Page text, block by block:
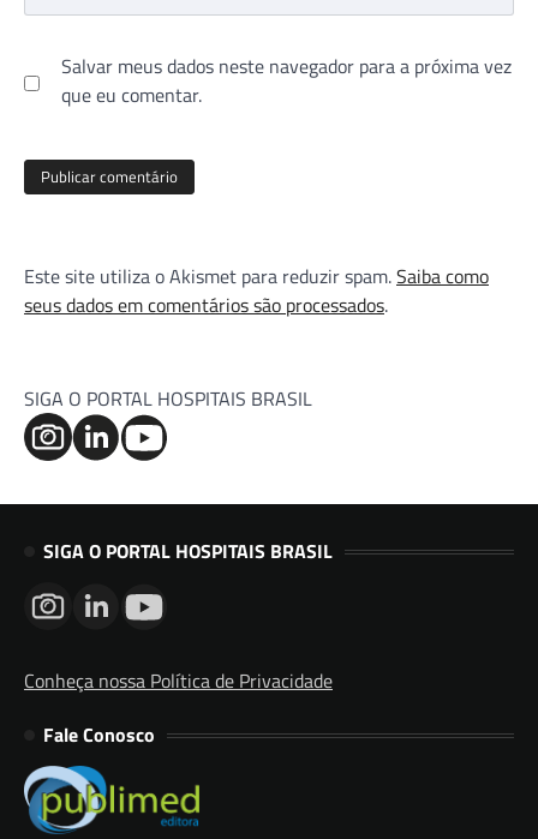
Salvar meus dados neste navegador para a próxima vez
que eu comentar.
Este site utiliza o Akismet para reduzir spam.Saiba como
seus dados em comentários são processados.
SIGA O PORTAL HOSPITAIS BRASIL
SIGA O PORTAL HOSPITAIS BRASIL
Conheça nossa Política de Privacidade
Fale Conosco